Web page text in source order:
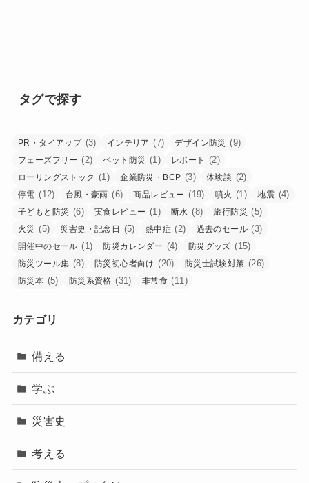
タグで探す
PR・タイアップ (3) インテリア (7) デザイン防災 (9)
フェーズフリー (2) ペット防災 (1) レポート (2)
ローリングストック (1) 企業防災・BCP (3) 体験談 (2)
停電 (12) 台風・豪雨 (6) 商品レビュー (19) 噴火 (1) 地震 (4)
子どもと防災 (6) 実食レビュー (1) 断水 (8) 旅行防災 (5)
火災 (5) 災害史・記念日 (5) 熱中症 (2) 過去のセール (3)
開催中のセール (1) 防災カレンダー (4) 防災グッズ (15)
防災ツール集 (8) 防災初心者向け (20) 防災士試験対策 (26)
防災本 (5) 防災系資格 (31) 非常食 (11)
カテゴリ
備える
学ぶ
災害史
考える